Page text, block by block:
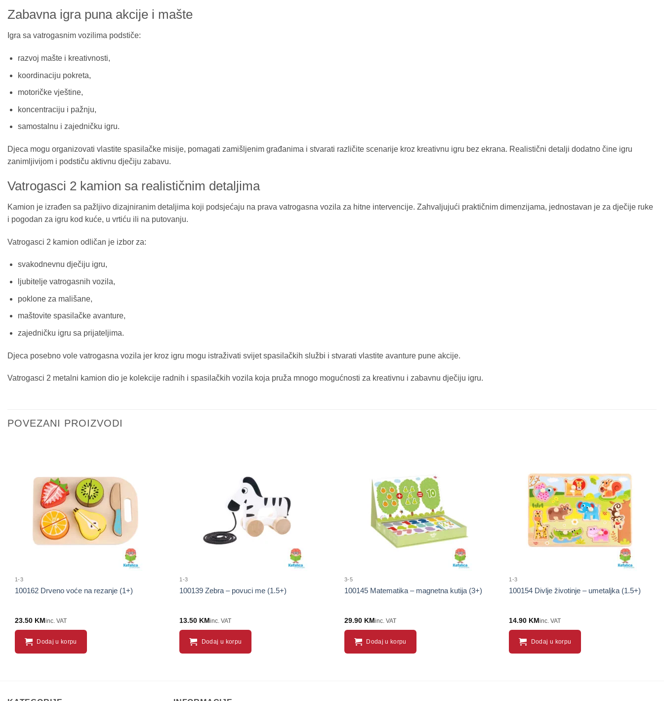
Zabavna igra puna akcije i mašte
Igra sa vatrogasnim vozilima podstiče:
razvoj mašte i kreativnosti,
koordinaciju pokreta,
motoričke vještine,
koncentraciju i pažnju,
samostalnu i zajedničku igru.
Djeca mogu organizovati vlastite spasilačke misije, pomagati zamišljenim građanima i stvarati različite scenarije kroz kreativnu igru bez ekrana. Realistični detalji dodatno čine igru
zanimljivijom i podstiču aktivnu dječiju zabavu.
Vatrogasci 2 kamion sa realističnim detaljima
Kamion je izrađen sa pažljivo dizajniranim detaljima koji podsjećaju na prava vatrogasna vozila za hitne intervencije. Zahvaljujući praktičnim dimenzijama, jednostavan je za dječije ruke
i pogodan za igru kod kuće, u vrtiću ili na putovanju.
Vatrogasci 2 kamion odličan je izbor za:
svakodnevnu dječiju igru,
ljubitelje vatrogasnih vozila,
poklone za mališane,
maštovite spasilačke avanture,
zajedničku igru sa prijateljima.
Djeca posebno vole vatrogasna vozila jer kroz igru mogu istraživati svijet spasilačkih službi i stvarati vlastite avanture pune akcije.
Vatrogasci 2 metalni kamion dio je kolekcije radnih i spasilačkih vozila koja pruža mnogo mogućnosti za kreativnu i zabavnu dječiju igru.
POVEZANI PROIZVODI
Sačuvaj
proizvod
1-3
100162 Drveno voće na rezanje (1+)
23.50 KMinc. VAT
Dodaj u korpu
1-3
100139 Zebra – povuci me (1.5+)
13.50 KMinc. VAT
Dodaj u korpu
3-5
100145 Matematika – magnetna kutija (3+)
29.90 KMinc. VAT
Dodaj u korpu
Sačuvaj
proizvod
1-3
100154 Divlje životinje – umetaljka (1.5+)
14.90 KMinc. VAT
Dodaj u korpu